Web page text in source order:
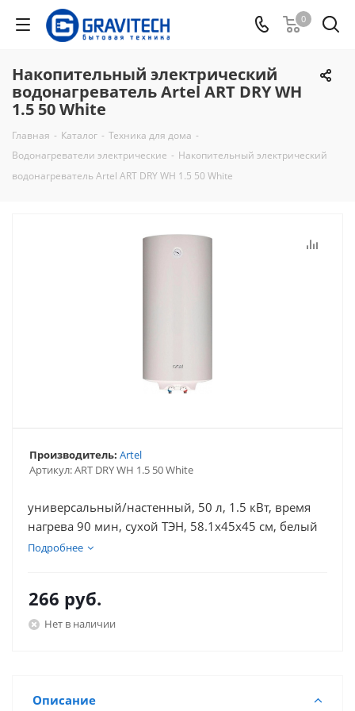
0
Накопительный электрический
водонагреватель Artel ART DRY WH
1.5 50 White
Главная - Каталог - Техника для дома -
Водонагреватели электрические - Накопительный электрический
водонагреватель Artel ART DRY WH 1.5 50 White
Артикул:ART DRY WH 1.5 50 White
Производитель: Artel
универсальный/настенный, 50 л, 1.5 кВт, время
нагрева 90 мин, сухой ТЭН, 58.1x45x45 см, белый
Подробнее
266 руб.
Нет в наличии
Описание